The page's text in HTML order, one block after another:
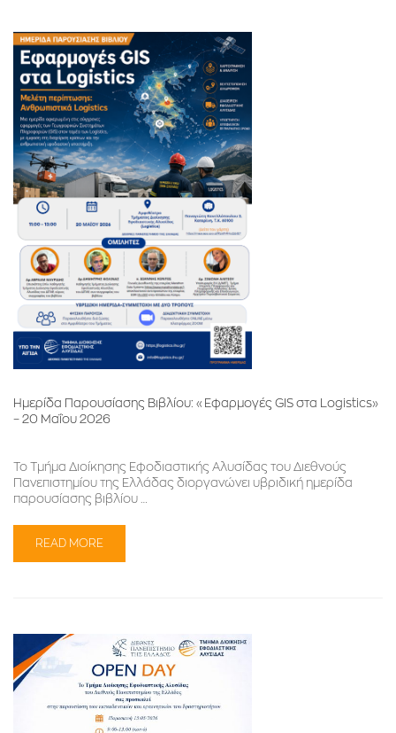
Ημερίδα Παρουσίασης Βιβλίου: «Εφαρμογές GIS στα Logistics»
– 20 Μαΐου 2026
Το Τμήμα Διοίκησης Εφοδιαστικής Αλυσίδας του Διεθνούς
Πανεπιστημίου της Ελλάδας διοργανώνει υβριδική ημερίδα
παρουσίασης βιβλίου …
READ MORE